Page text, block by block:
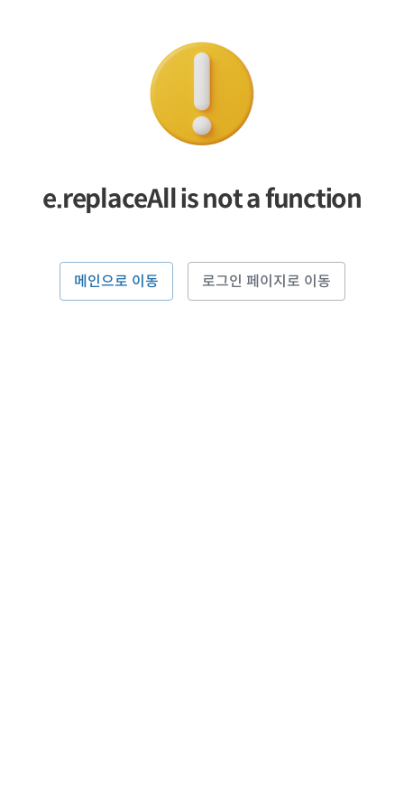
e.replaceAll is not a function
메인으로 이동 로그인 페이지로 이동